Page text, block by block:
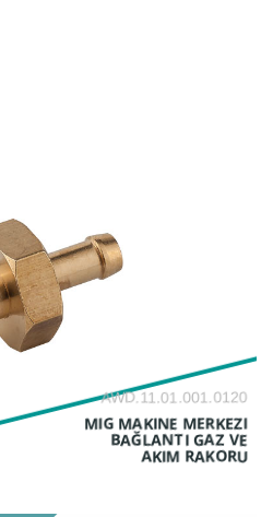
AWD.11.01.001.0120
MIG MAKINE MERKEZI
BAĞLANTI GAZ VE
AKIM RAKORU